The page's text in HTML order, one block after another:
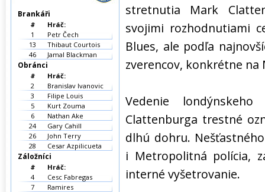
stretnutia Mark
svojimi rozhodnutiami
Blues, ale podľa
zverencov, konkrétne na
Vedenie
Clattenburga trestné
dlhú dohru.
i Metropolitná polícia,
interné vyšetrovanie.
Brankáři
#
Hráč:
1
Petr Čech
13
Thibaut Courtois
46
Jamal Blackman
Obránci
#
Hráč:
2
Branislav Ivanovic
3
Filipe Louis
5
Kurt Zouma
6
Nathan Ake
24
Gary Cahill
26
John Terry
28
Cesar Azpilicueta
Záložníci
#
Hráč:
4
Cesc Fabregas
7
Ramires